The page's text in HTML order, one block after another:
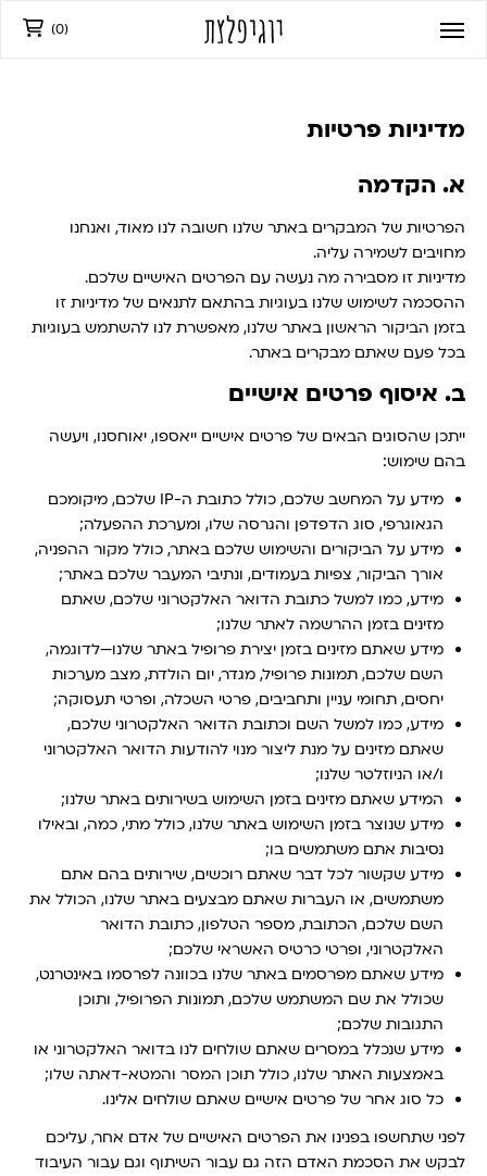
(
0
)
מדיניות פרטיות
א. הקדמה
הפרטיות של המבקרים באתר שלנו חשובה לנו מאוד, ואנחנו
מחויבים לשמירה עליה.
מדיניות זו מסבירה מה נעשה עם הפרטים האישיים שלכם.
ההסכמה לשימוש שלנו בעוגיות בהתאם לתנאים של מדיניות זו
בזמן הביקור הראשון באתר שלנו, מאפשרת לנו להשתמש בעוגיות
בכל פעם שאתם מבקרים באתר.
ב. איסוף פרטים אישיים
ייתכן שהסוגים הבאים של פרטים אישיים ייאספו, יאוחסנו, ויעשה
בהם שימוש:
מידע על המחשב שלכם, כולל כתובת ה-IP שלכם, מיקומכם
הגאוגרפי, סוג הדפדפן והגרסה שלו, ומערכת ההפעלה;
מידע על הביקורים והשימוש שלכם באתר, כולל מקור ההפניה,
אורך הביקור, צפיות בעמודים, ונתיבי המעבר שלכם באתר;
מידע, כמו למשל כתובת הדואר האלקטרוני שלכם, שאתם
מזינים בזמן ההרשמה לאתר שלנו;
מידע שאתם מזינים בזמן יצירת פרופיל באתר שלנו—לדוגמה,
השם שלכם, תמונות פרופיל, מגדר, יום הולדת, מצב מערכות
יחסים, תחומי עניין ותחביבים, פרטי השכלה, ופרטי תעסוקה;
מידע, כמו למשל השם וכתובת הדואר האלקטרוני שלכם,
שאתם מזינים על מנת ליצור מנוי להודעות הדואר האלקטרוני
ו/או הניוזלטר שלנו;
המידע שאתם מזינים בזמן השימוש בשירותים באתר שלנו;
מידע שנוצר בזמן השימוש באתר שלנו, כולל מתי, כמה, ובאילו
נסיבות אתם משתמשים בו;
מידע שקשור לכל דבר שאתם רוכשים, שירותים בהם אתם
משתמשים, או העברות שאתם מבצעים באתר שלנו, הכולל את
השם שלכם, הכתובת, מספר הטלפון, כתובת הדואר
האלקטרוני, ופרטי כרטיס האשראי שלכם;
מידע שאתם מפרסמים באתר שלנו בכוונה לפרסמו באינטרנט,
שכולל את שם המשתמש שלכם, תמונות הפרופיל, ותוכן
התגובות שלכם;
מידע שנכלל במסרים שאתם שולחים לנו בדואר האלקטרוני או
באמצעות האתר שלנו, כולל תוכן המסר והמטא-דאתה שלו;
כל סוג אחר של פרטים אישיים שאתם שולחים אלינו.
לפני שתחשפו בפנינו את הפרטים האישיים של אדם אחר, עליכם
לבקש את הסכמת האדם הזה גם עבור השיתוף וגם עבור העיבוד